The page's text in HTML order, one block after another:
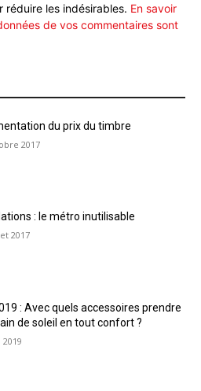
réduire les indésirables. En savoir
de vos commentaires sont
du prix du timbre
2017
: le métro inutilisable
2017
: Avec quels accessoires prendre
de soleil en tout confort ?